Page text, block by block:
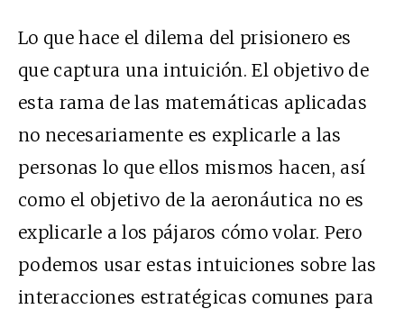
Lo que hace el dilema del prisionero es
que captura una intuición. El objetivo de
esta rama de las matemáticas aplicadas
no necesariamente es explicarle a las
personas lo que ellos mismos hacen, así
como el objetivo de la aeronáutica no es
explicarle a los pájaros cómo volar. Pero
podemos usar estas intuiciones sobre las
interacciones estratégicas comunes para